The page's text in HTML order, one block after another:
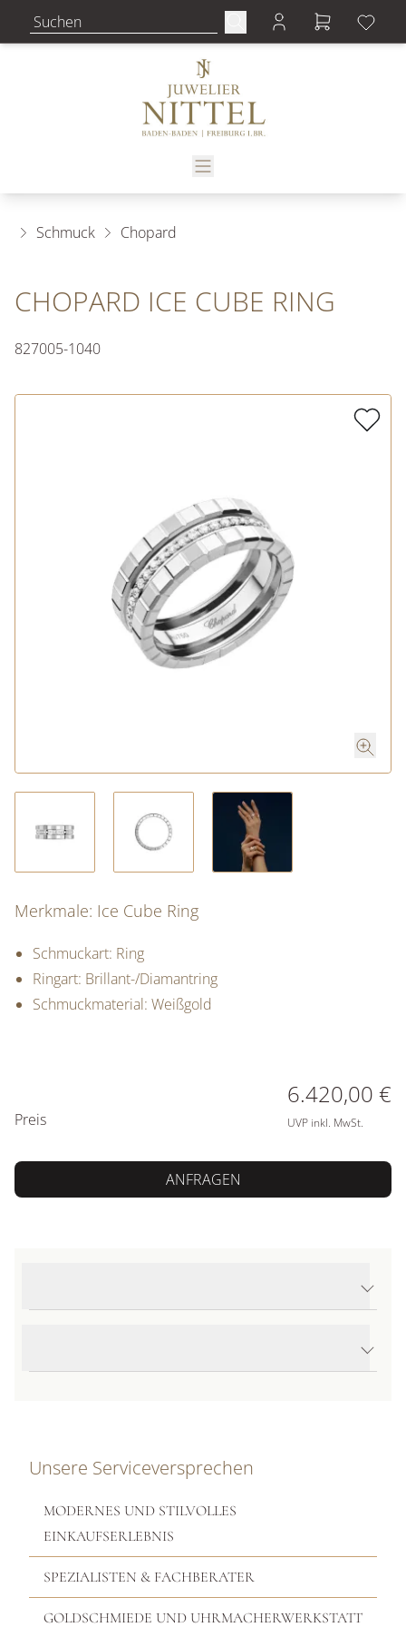
Schmuck Chopard
CHOPARD ICE CUBE RING
827005-1040
Merkmale: Ice Cube Ring
Schmuckart: Ring
Ringart: Brillant-/Diamantring
Schmuckmaterial: Weißgold
Preis
6.420,00 €
UVP inkl. MwSt.
ANFRAGEN
Unsere Serviceversprechen
MODERNES UND STILVOLLES
EINKAUFSERLEBNIS
SPEZIALISTEN & FACHBERATER
GOLDSCHMIEDE UND UHRMACHERWERKSTATT